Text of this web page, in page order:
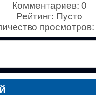
Комментариев: 0
Рейтинг: Пусто